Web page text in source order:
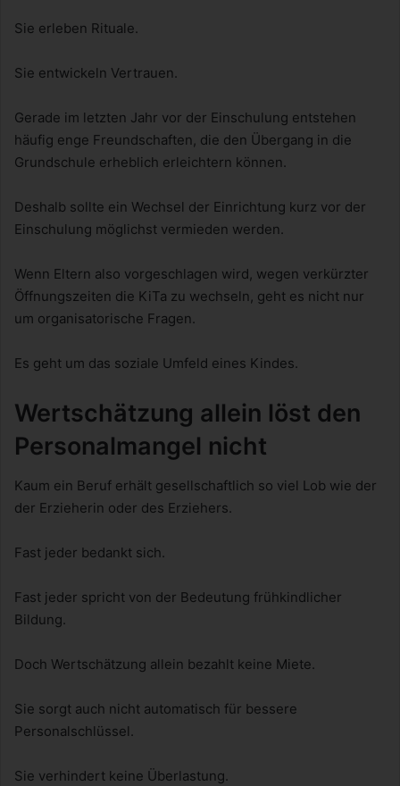
Sie erleben Rituale.
Sie entwickeln Vertrauen.
Gerade im letzten Jahr vor der Einschulung entstehen
häufig enge Freundschaften, die den Übergang in die
Grundschule erheblich erleichtern können.
Deshalb sollte ein Wechsel der Einrichtung kurz vor der
Einschulung möglichst vermieden werden.
Wenn Eltern also vorgeschlagen wird, wegen verkürzter
Öffnungszeiten die KiTa zu wechseln, geht es nicht nur
um organisatorische Fragen.
Es geht um das soziale Umfeld eines Kindes.
Wertschätzung allein löst den
Personalmangel nicht
Kaum ein Beruf erhält gesellschaftlich so viel Lob wie der
der Erzieherin oder des Erziehers.
Fast jeder bedankt sich.
Fast jeder spricht von der Bedeutung frühkindlicher
Bildung.
Doch Wertschätzung allein bezahlt keine Miete.
Sie sorgt auch nicht automatisch für bessere
Personalschlüssel.
Sie verhindert keine Überlastung.